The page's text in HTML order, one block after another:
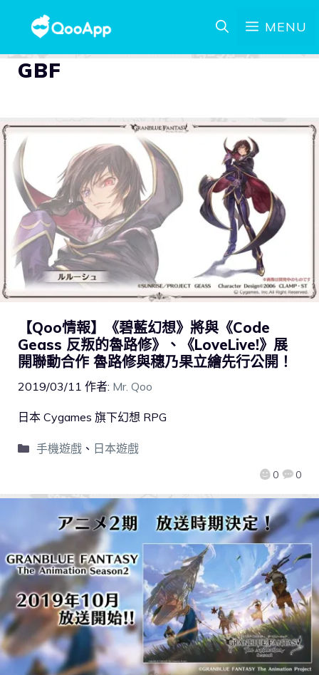
MENU
GBF
【Qoo情報】《碧藍幻想》將與《Code
Geass 反叛的魯路修》、《LoveLive!》展
開聯動合作 魯路修與穗乃果立繪先行公開！
2019/03/11 作者: Mr. Qoo
0 0
日本 Cygames 旗下幻想 RPG
手機遊戲、 日本遊戲